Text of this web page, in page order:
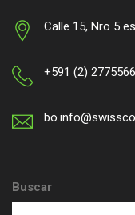
Calle 15, Nro 5
+591 (2) 2775566
Buscar